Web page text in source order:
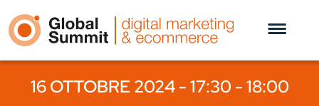
16 OTTOBRE 2024 - 17:30 - 18:00